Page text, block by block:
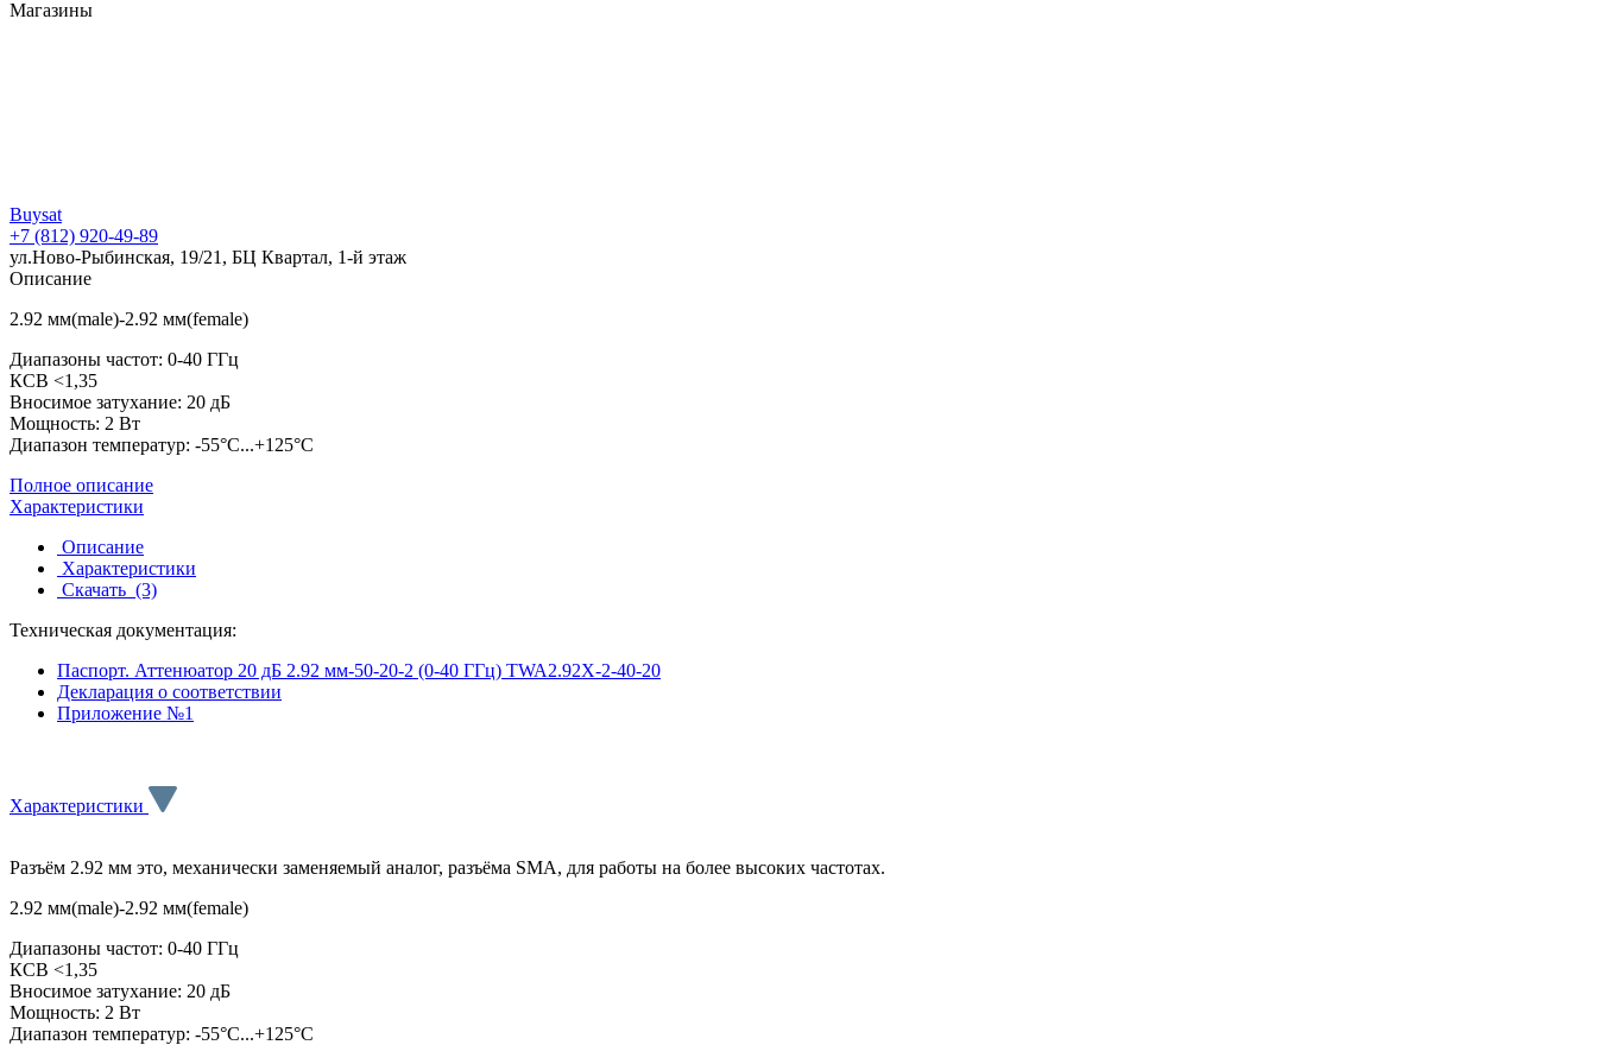
Магазины
Buysat
+7 (812) 920-49-89
ул.Ново-Рыбинская, 19/21, БЦ Квартал, 1-й этаж
Описание
2.92 мм(male)-2.92 мм(female)
Диапазоны частот: 0-40 ГГц
КСВ <1,35
Вносимое затухание: 20 дБ
Мощность: 2 Вт
Диапазон температур: -55°C...+125°C
Полное описание
Характеристики
Описание
Характеристики
Скачать (3)
Техническая документация:
Паспорт. Аттенюатор 20 дБ 2.92 мм-50-20-2 (0-40 ГГц) TWA2.92X-2-40-20
Декларация о соответствии
Приложение №1
Характеристики
Разъём 2.92 мм это, механически заменяемый аналог, разъёма SMA, для работы на более высоких частотах.
2.92 мм(male)-2.92 мм(female)
Диапазоны частот: 0-40 ГГц
КСВ <1,35
Вносимое затухание: 20 дБ
Мощность: 2 Вт
Диапазон температур: -55°C...+125°C